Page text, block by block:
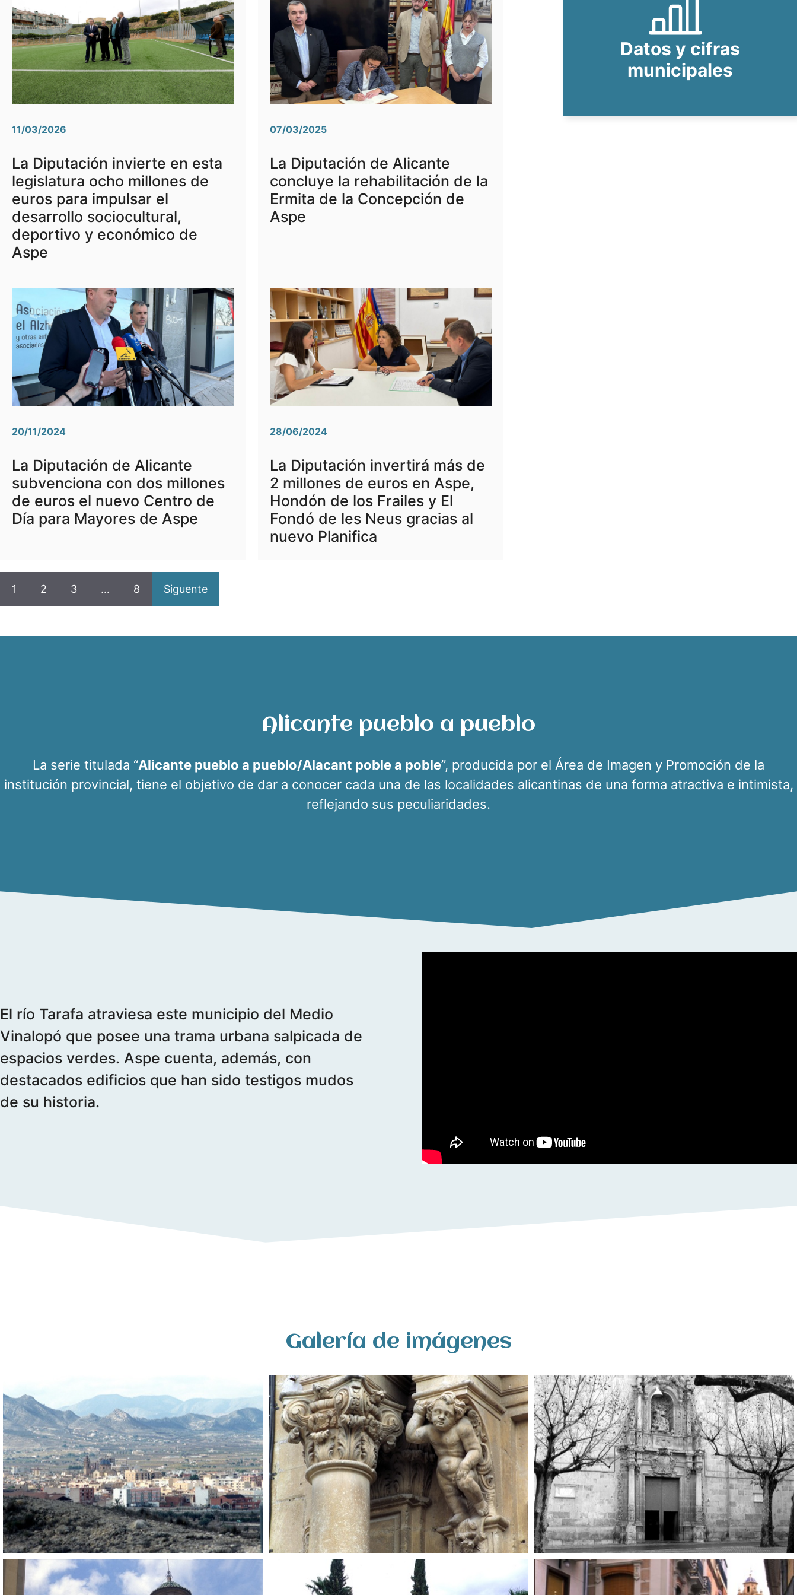
11/03/2026
La Diputación invierte en esta
legislatura ocho millones de
euros para impulsar el
desarrollo sociocultural,
deportivo y económico de
Aspe
07/03/2025
La Diputación de Alicante
concluye la rehabilitación de la
Ermita de la Concepción de
Aspe
20/11/2024
La Diputación de Alicante
subvenciona con dos millones
de euros el nuevo Centro de
Día para Mayores de Aspe
28/06/2024
La Diputación invertirá más de
2 millones de euros en Aspe,
Hondón de los Frailes y El
Fondó de les Neus gracias al
nuevo Planifica
1 2 3 … 8 Siguente
Datos y cifras
municipales
Alicante pueblo a pueblo
La serie titulada “Alicante pueblo a pueblo/Alacant poble a poble”, producida por el Área de Imagen y Promoción de la
institución provincial, tiene el objetivo de dar a conocer cada una de las localidades alicantinas de una forma atractiva e intimista,
reflejando sus peculiaridades.
El río Tarafa atraviesa este municipio del Medio
Vinalopó que posee una trama urbana salpicada de
espacios verdes. Aspe cuenta, además, con
destacados edificios que han sido testigos mudos
de su historia.
Galería de imágenes